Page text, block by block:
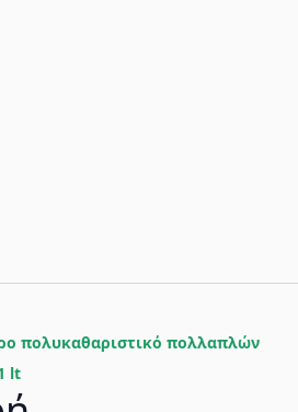
πολυκαθαριστικό πολλαπλών
lt